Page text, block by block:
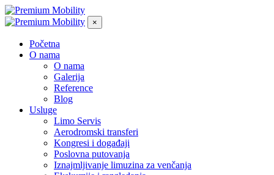
×
Početna
O nama
O nama
Galerija
Reference
Blog
Usluge
Limo Servis
Aerodromski transferi
Kongresi i događaji
Poslovna putovanja
Iznajmljivanje limuzina za venčanja